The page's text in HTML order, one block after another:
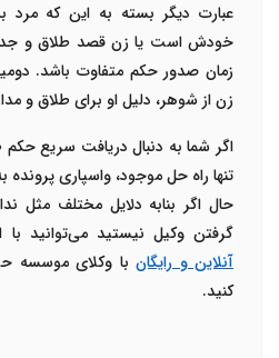
عبارت دیگر بسته به این که مرد
خودش است یا زن قصد طلاق و
زمان صدور حکم متفاوت باشد.
زن از شوهر، دلیل او برای طلاق و
اگر شما به دنبال دریافت سریع حکم
تنها راه حل موجود، واسپاری پرونده
حال اگر بنابه دلایل مختلف مثل
گرفتن وکیل نیستید می‌توانید با
آنلاین و رایگانبا وکلای موسسه
کنید.